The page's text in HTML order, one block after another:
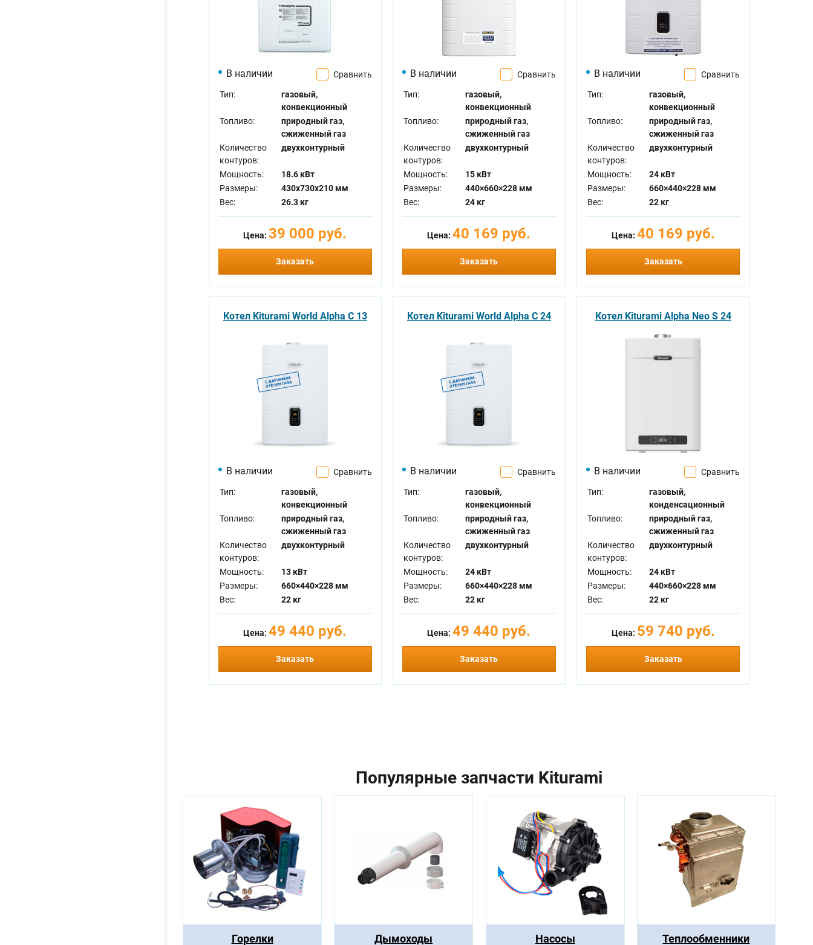
В наличии Сравнить
Тип:
газовый,
конвекционный
Топливо:
природный газ,
сжиженный газ
Количество
контуров:
двухконтурный
Мощность:
18.6 кВт
Размеры:
430x730x210 мм
Вес:
26.3 кг
Цена:39 000 руб.
Заказать
В наличии Сравнить
Тип:
газовый,
конвекционный
Топливо:
природный газ,
сжиженный газ
Количество
контуров:
двухконтурный
Мощность:
15 кВт
Размеры:
440×660×228 мм
Вес:
24 кг
Цена:40 169 руб.
Заказать
В наличии Сравнить
Тип:
газовый,
конвекционный
Топливо:
природный газ,
сжиженный газ
Количество
контуров:
двухконтурный
Мощность:
24 кВт
Размеры:
660×440×228 мм
Вес:
22 кг
Цена: 40 169 руб.
Заказать
Котел Kiturami World Alpha C 13
В наличии Сравнить
Тип:
газовый,
конвекционный
Топливо:
природный газ,
сжиженный газ
Количество
контуров:
двухконтурный
Мощность:
13 кВт
Размеры:
660×440×228 мм
Вес:
22 кг
Цена:49 440 руб.
Заказать
Котел Kiturami World Alpha C 24
В наличии Сравнить
Тип:
газовый,
конвекционный
Топливо:
природный газ,
сжиженный газ
Количество
контуров:
двухконтурный
Мощность:
24 кВт
Размеры:
660×440×228 мм
Вес:
22 кг
Цена:49 440 руб.
Заказать
Котел Kiturami Alpha Neo S 24
В наличии Сравнить
Тип:
газовый,
конденсационный
Топливо:
природный газ,
сжиженный газ
Количество
контуров:
двухконтурный
Мощность:
24 кВт
Размеры:
440×660×228 мм
Вес:
22 кг
Цена: 59 740 руб.
Заказать
Популярные запчасти Kiturami
Горелки Дымоходы Насосы Теплообменники